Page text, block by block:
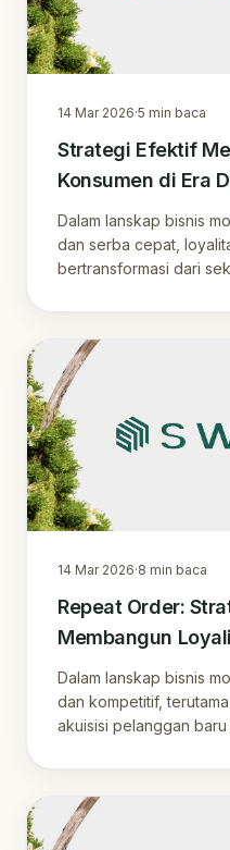
14 Mar 2026·5 min baca
Strategi Efektif
Konsumen di Era
Dalam lanskap bisnis
dan serba cepat,
bertransformasi dari
14 Mar 2026·8 min baca
Repeat Order:
Membangun
Pertumbuhan
Indonesia
Dalam lanskap bisnis
dan kompetitif,
akuisisi pelanggan